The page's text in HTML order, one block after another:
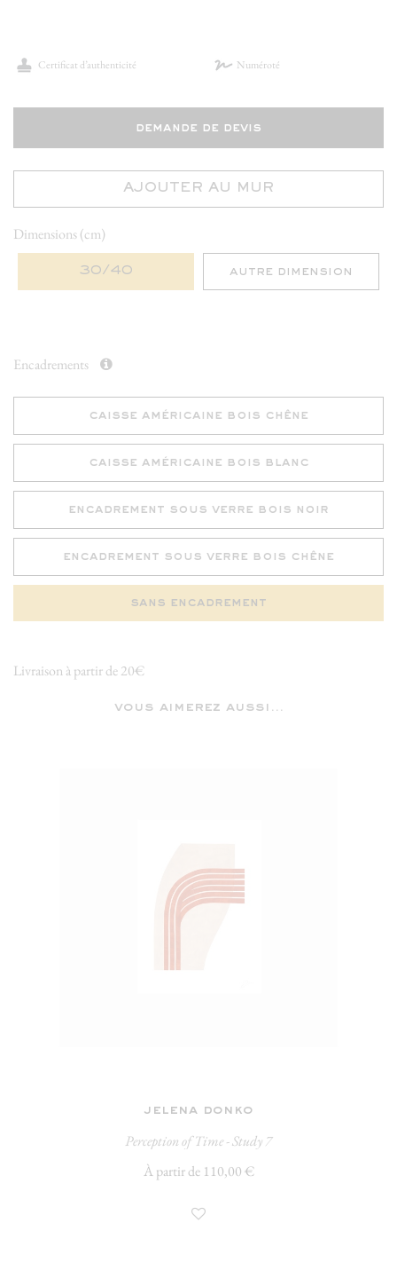
Certificat d’authenticité Numéroté
demande de devis
AJOUTER AU MUR
Dimensions (cm)
30/40 autre dimension
Encadrements
caisse américaine bois chêne
caisse américaine bois blanc
encadrement sous verre bois noir
encadrement sous verre bois chêne
sans encadrement
Livraison à partir de 20€
vous aimerez aussi...
jelena donko
Perception of Time - Study 7
À partir de 110,00 €